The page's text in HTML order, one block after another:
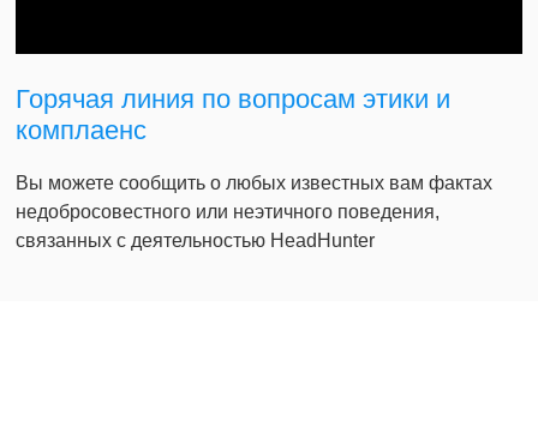
Горячая линия по вопросам этики и
комплаенс
Вы можете сообщить о любых известных вам фактах
недобросовестного или неэтичного поведения,
связанных с деятельностью HeadHunter